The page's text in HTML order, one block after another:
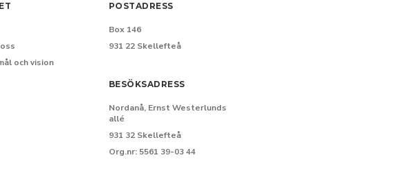
och vision
POSTADRESS
Box 146
931 22 Skellefteå
BESÖKSADRESS
Nordanå, Ernst Westerlunds
allé
931 32 Skellefteå
Org.nr: 5561 39-03 44